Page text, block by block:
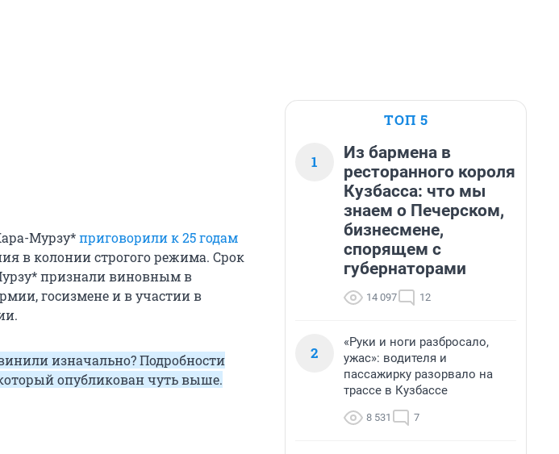
Мурзу*приговорили к 25 годам
в колонии строгого режима. Срок
признали виновным в
госизмене и в участии в
изначально? Подробности
опубликован чуть выше.
ТОП 5
1
Из бармена в
ресторанного короля
Кузбасса: что мы
знаем о Печерском,
бизнесмене,
спорящем с
губернаторами
14 097 12
2
«Руки и ноги разбросало,
ужас»: водителя и
пассажирку разорвало на
трассе в Кузбассе
8 531 7